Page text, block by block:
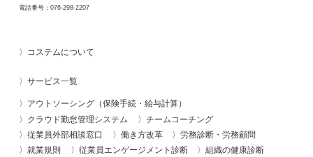
電話番号： 076-298-2207
コステムについて
サービス一覧
アウトソーシング（保険手続・給与計算）
クラウド勤怠管理システム
チームコーチング
従業員外部相談窓口
働き方改革
労務診断・労務顧問
就業規則
従業員エンゲージメント診断 組織の健康診断